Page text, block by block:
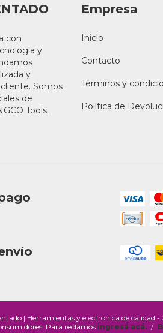
con
y
y
Somos
de
Tools.
Empresa
Inicio
Contacto
Términos y
Política de
| Herramientas y electrónica de calidad -
Para reclamos ingresá acá. /